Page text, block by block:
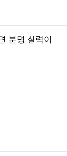
분명 실력이